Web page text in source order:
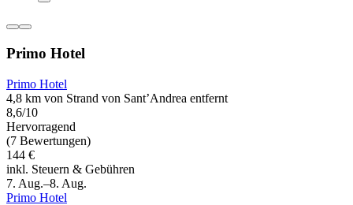
Primo Hotel
Primo Hotel
4,8 km von Strand von Sant’Andrea entfernt
8,6/10
Hervorragend
(7 Bewertungen)
144 €
inkl. Steuern & Gebühren
7. Aug.–8. Aug.
Primo Hotel